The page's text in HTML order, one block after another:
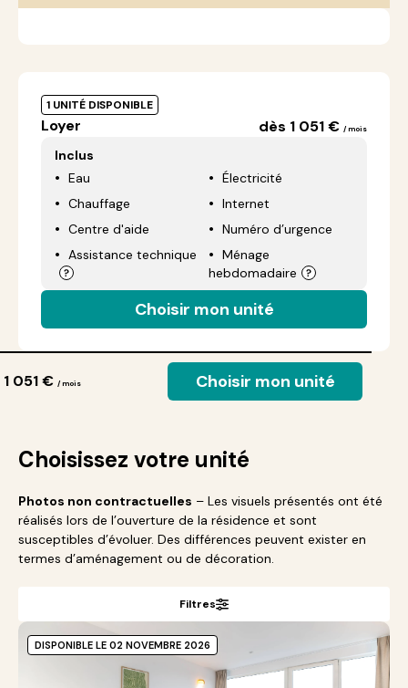
1 UNITÉ DISPONIBLE
Loyer dès 1 051 € / mois
Inclus
Eau
Électricité
Chauffage
Internet
Centre d'aide
Numéro d’urgence
Assistance technique
Ménage
hebdomadaire
Choisir mon unité
051 € / mois Choisir mon unité
Choisissez votre unité
Photos non contractuelles – Les visuels présentés ont été
réalisés lors de l’ouverture de la résidence et sont
susceptibles d’évoluer. Des différences peuvent exister en
termes d’aménagement ou de décoration.
Filtres
DISPONIBLE LE 02 NOVEMBRE 2026